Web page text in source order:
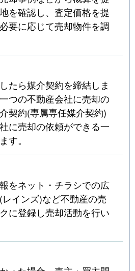
を確認し、査定価格を提
要に応じて売却物件を調
たら媒介契約を締結しま
つの不動産会社に売却の
契約(専属専任媒介契約)
に売却の依頼ができる一
す。
をネット・チラシでの広
インズ)など不動産の売
に登録し売却活動を行い